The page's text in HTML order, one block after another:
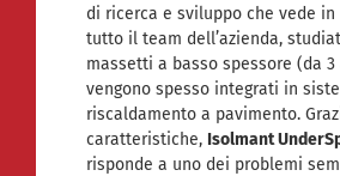
di ricerca e sviluppo che vede
tutto il team dell’azienda,
massetti a basso spessore (da 3
vengono spesso integrati in
riscaldamento a pavimento.
caratteristiche, Isolmant
risponde a uno dei problemi